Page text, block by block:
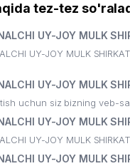
tez-tez
UY-JOY MULK
UY-JOY MULK
UY-JOY MULK
uchun siz bizning veb-
UY-JOY MULK
UY-JOY MULK
UY-JOY MULK